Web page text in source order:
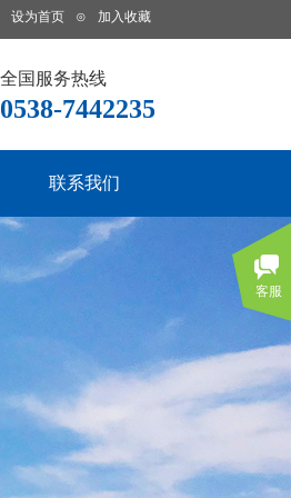
设为首页 ⊙ 加入收藏
全国服务热线
0538-7442235
联系我们
客服